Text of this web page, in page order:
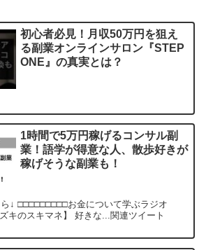
初心者必見！月収50万円を狙え
る副業オンラインサロン『STEP
ONE』の真実とは？
1時間で5万円稼げるコンサル副
業！語学が得意な人、散歩好きが
稼げそうな副業も！
↓ □□□□□□□□□お金について学ぶラジオ
キのスキマネ】 好きな...関連ツイート